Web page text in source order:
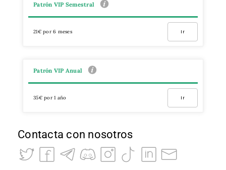
Patrón VIP Semestral
21€ por 6 meses Ir
Patrón VIP Anual
35€ por 1 año Ir
Contacta con nosotros